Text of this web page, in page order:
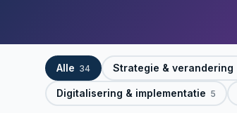
Alle 34 Strategie & verandering
Digitalisering & implementatie 5